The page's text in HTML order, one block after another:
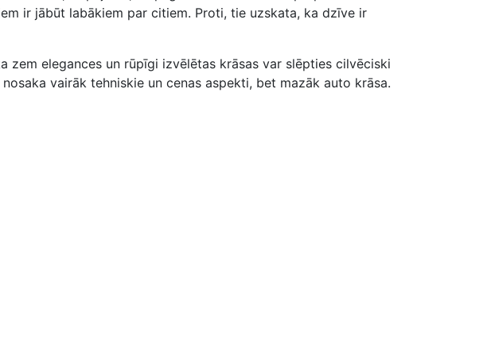
ir jābūt labākiem par citiem. Proti, tie uzskata, ka dzīve ir
zem elegances un rūpīgi izvēlētas krāsas var slēpties cilvēciski
vairāk tehniskie un cenas aspekti, bet mazāk auto krāsa.